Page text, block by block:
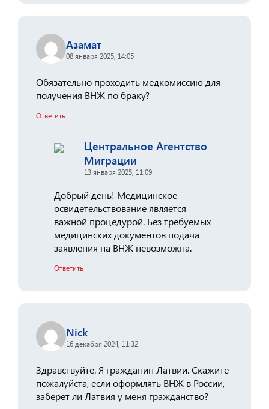
Азамат
08 января 2025, 14:05
Обязательно проходить медкомиссию для
получения ВНЖ по браку?
Ответить
Центральное Агентство
Миграции
13 января 2025, 11:09
Добрый день! Медицинское
освидетельствование является
важной процедурой. Без требуемых
медицинских документов подача
заявления на ВНЖ невозможна.
Ответить
Nick
16 декабря 2024, 11:32
Здравствуйте. Я гражданин Латвии. Скажите
пожалуйста, если оформлять ВНЖ в России,
заберет ли Латвия у меня гражданство?